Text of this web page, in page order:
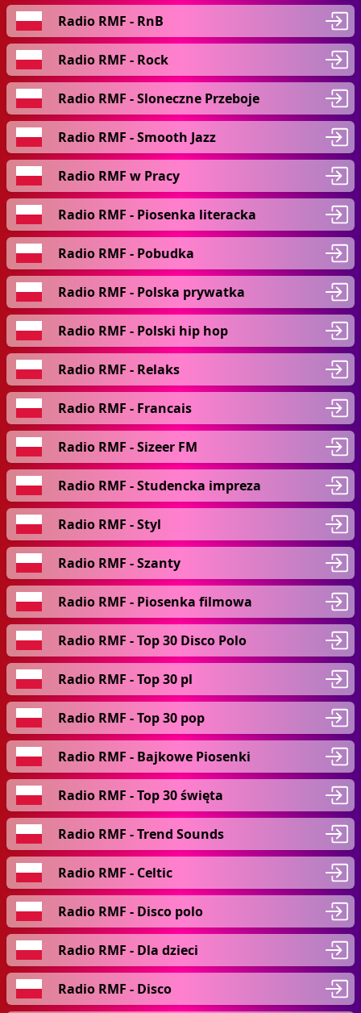
Radio RMF - RnB
Radio RMF - Rock
Radio RMF - Sloneczne Przeboje
Radio RMF - Smooth Jazz
Radio RMF w Pracy
Radio RMF - Piosenka literacka
Radio RMF - Pobudka
Radio RMF - Polska prywatka
Radio RMF - Polski hip hop
Radio RMF - Relaks
Radio RMF - Francais
Radio RMF - Sizeer FM
Radio RMF - Studencka impreza
Radio RMF - Styl
Radio RMF - Szanty
Radio RMF - Piosenka filmowa
Radio RMF - Top 30 Disco Polo
Radio RMF - Top 30 pl
Radio RMF - Top 30 pop
Radio RMF - Bajkowe Piosenki
Radio RMF - Top 30 święta
Radio RMF - Trend Sounds
Radio RMF - Celtic
Radio RMF - Disco polo
Radio RMF - Dla dzieci
Radio RMF - Disco